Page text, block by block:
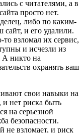
с читателями, а в
просто нет.
либо по каким-
и его удалили.
взломал их сервис,
и исчезли из
А никто на
охранять ваш
свои навыки на
и нет риска быть
на серьезной
безопасности.
не взломает, и риск